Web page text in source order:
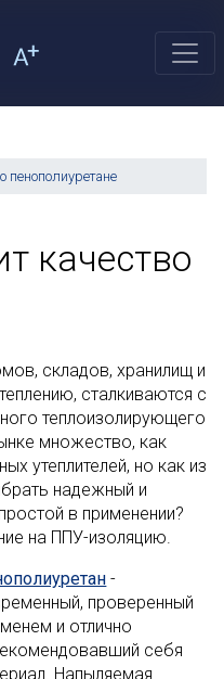
о пенополиуретане
качество
складов, хранилищ и
сталкиваются с
теплоизолирующего
множество, как
утеплителей, но как из
надежный и
в применении?
на ППУ-изоляцию.
-
проверенный
и отлично
себя
Напыляемая